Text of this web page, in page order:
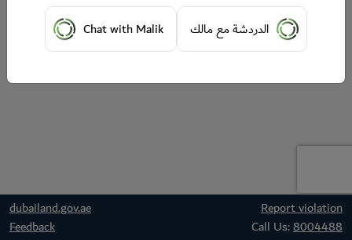
dubailand.gov.ae
Report violation
Feedback
Call Us:8004488
Chat with Malik
الدردشة مع مالك